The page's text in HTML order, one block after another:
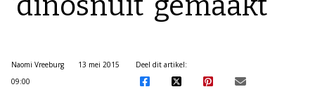
Naomi Vreeburg
13 mei 2015
09:00
Deel dit artikel: